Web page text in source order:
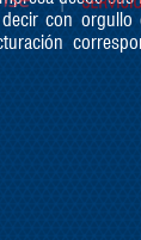
decir con orgullo